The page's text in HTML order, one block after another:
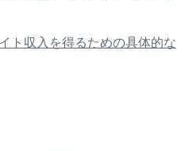
ト収入を得るための具体的な